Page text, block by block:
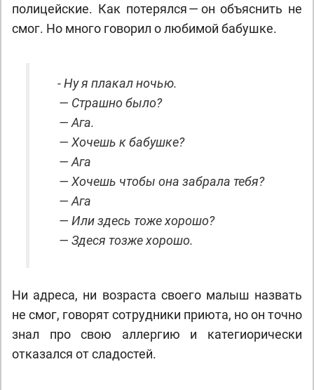
полицейские. Как потерялся — он объяснить не
смог. Но много говорил о любимой бабушке.
- Ну я плакал ночью.
— Страшно было?
— Ага.
— Хочешь к бабушке?
— Ага
— Хочешь чтобы она забрала тебя?
— Ага
— Или здесь тоже хорошо?
— Здеся тозже хорошо.
Ни адреса, ни возраста своего малыш назвать
не смог, говорят сотрудники приюта, но он точно
знал про свою аллергию и категиорически
отказался от сладостей.